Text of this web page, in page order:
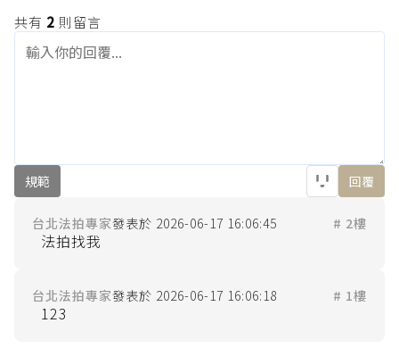
共有 2 則留言
規範 回覆
台北法拍專家 2026-06-17 16:06:45 # 2樓
台北法拍專家 2026-06-17 16:06:18 # 1樓